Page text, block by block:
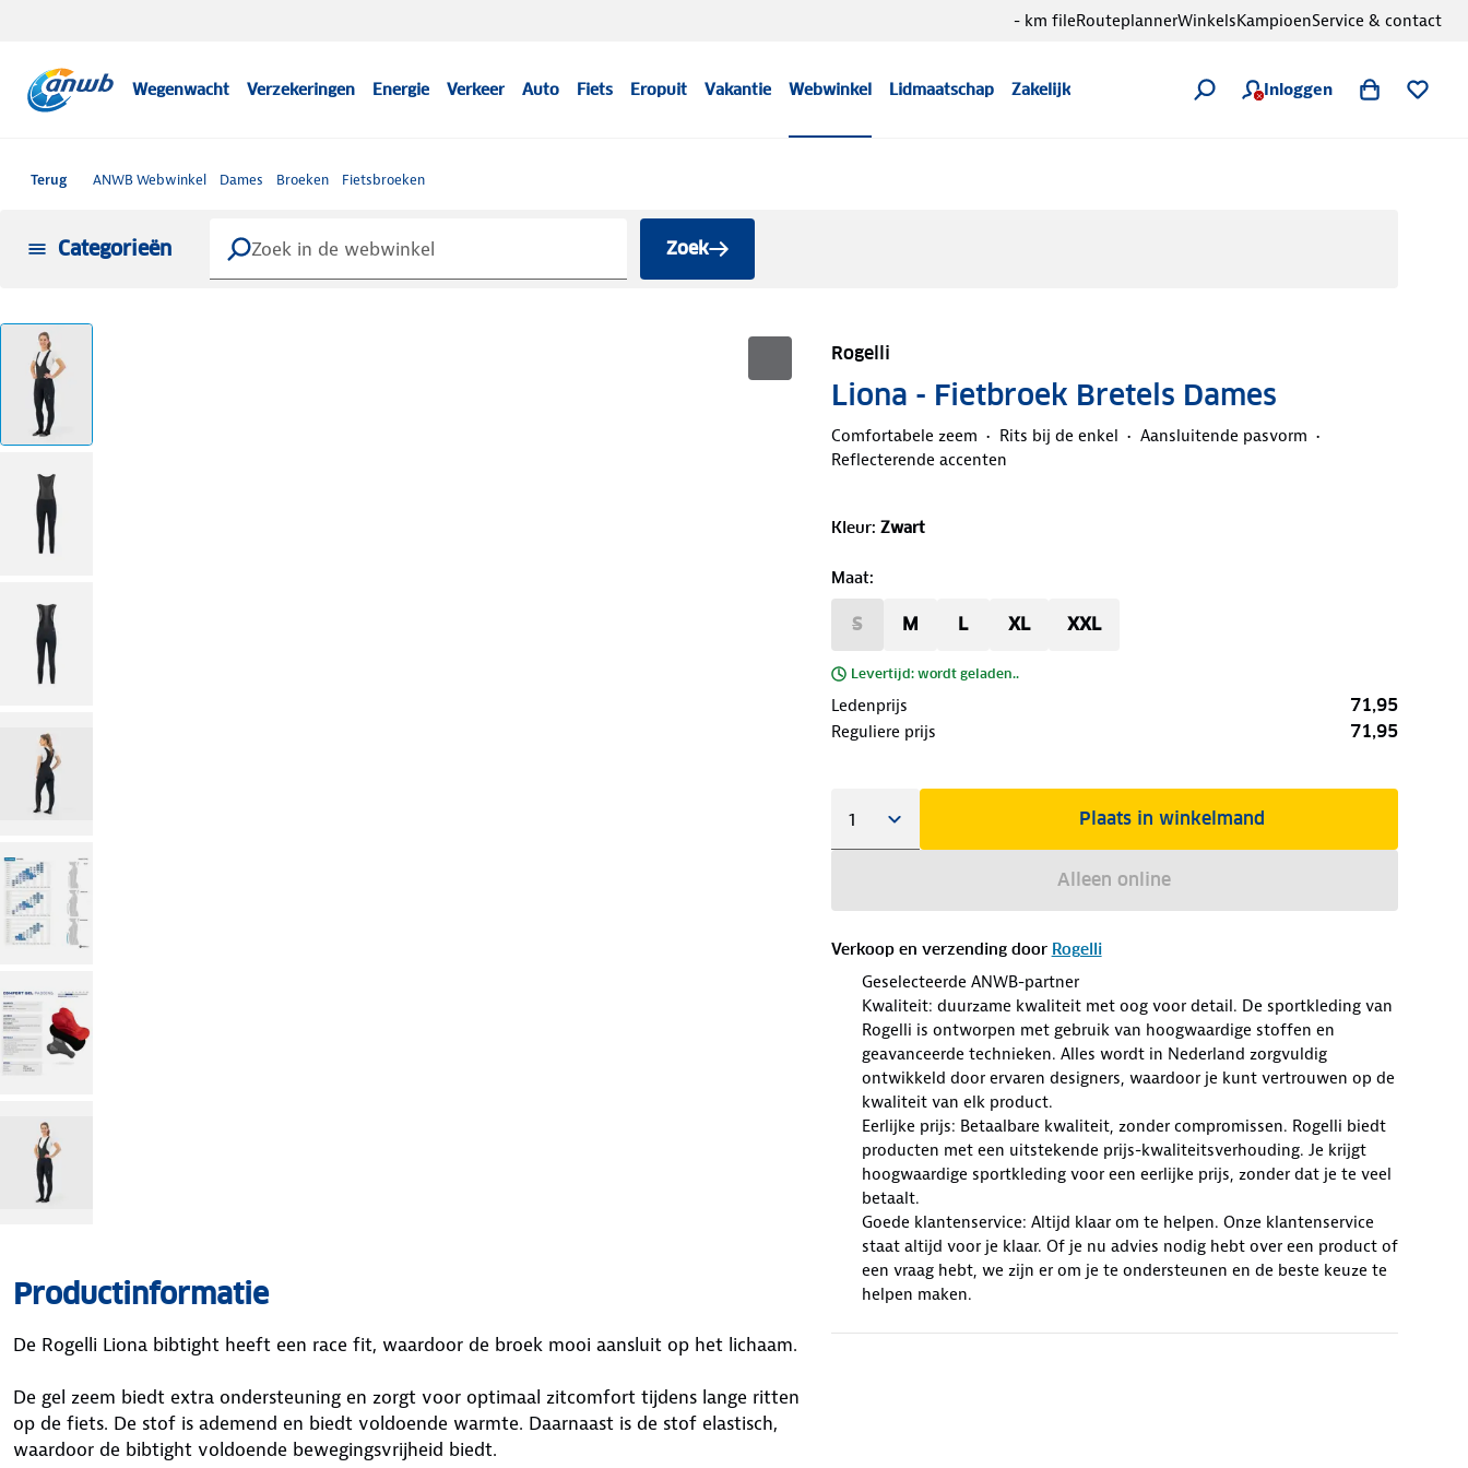
Wegenwacht Verzekeringen Energie Verkeer Auto Fiets Eropuit Vakantie Webwinkel Lidmaatschap Zakelijk Inloggen
- km fileRouteplannerWinkelsKampioenService & contact
Terug ANWB Webwinkel Dames Broeken Fietsbroeken
Categorieën Zoek
Rogelli
Liona - Fietbroek Bretels Dames
Comfortabele zeem Rits bij de enkel
Aansluitende pasvorm
Reflecterende accenten
Kleur: Zwart
Maat:
S M L XL XXL
Levertijd: wordt geladen..
Ledenprijs 71,95
Reguliere prijs 71,95
Plaats in winkelmand
Alleen online
Verkoop en verzending door Rogelli
Geselecteerde ANWB-partner
Kwaliteit: duurzame kwaliteit met oog voor detail. De sportkleding van
Rogelli is ontworpen met gebruik van hoogwaardige stoffen en
geavanceerde technieken. Alles wordt in Nederland zorgvuldig
ontwikkeld door ervaren designers, waardoor je kunt vertrouwen op de
kwaliteit van elk product.
Eerlijke prijs: Betaalbare kwaliteit, zonder compromissen. Rogelli biedt
producten met een uitstekende prijs-kwaliteitsverhouding. Je krijgt
hoogwaardige sportkleding voor een eerlijke prijs, zonder dat je te veel
betaalt.
Goede klantenservice: Altijd klaar om te helpen. Onze klantenservice
staat altijd voor je klaar. Of je nu advies nodig hebt over een product of
een vraag hebt, we zijn er om je te ondersteunen en de beste keuze te
helpen maken.
Productinformatie
De Rogelli Liona bibtight heeft een race fit, waardoor de broek mooi aansluit op het lichaam.
De gel zeem biedt extra ondersteuning en zorgt voor optimaal zitcomfort tijdens lange ritten
op de fiets. De stof is ademend en biedt voldoende warmte. Daarnaast is de stof elastisch,
waardoor de bibtight voldoende bewegingsvrijheid biedt.